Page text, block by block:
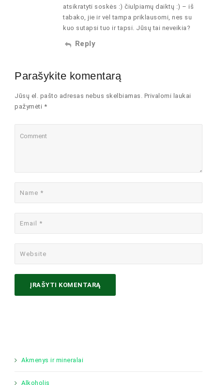
atsikratyti soskės :) čiulpiamų daiktų :) – iš
tabako, jie ir vėl tampa priklausomi, nes su
kuo sutapsi tuo ir tapsi. Jūsų tai neveikia?
Reply
Parašykite komentarą
Jūsų el. pašto adresas nebus skelbiamas. Privalomi laukai
pažymėti *
Akmenys ir mineralai
Alkoholis